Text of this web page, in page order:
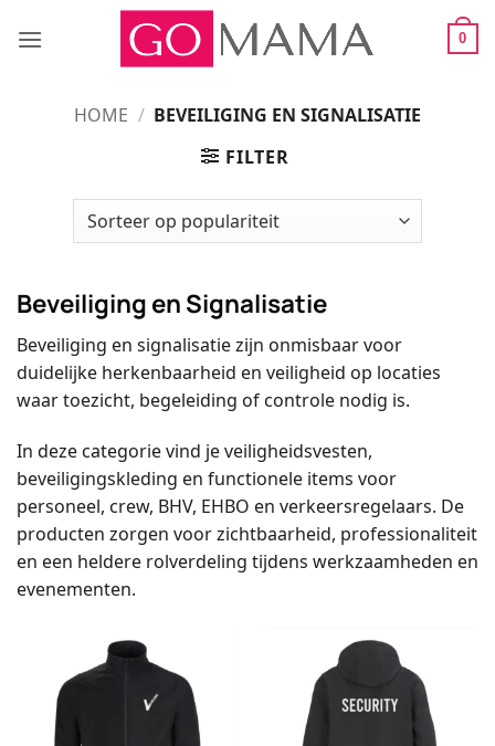
naar
0
HOME / BEVEILIGING EN SIGNALISATIE
FILTER
Beveiliging en Signalisatie
Beveiliging en signalisatie zijn onmisbaar voor
duidelijke herkenbaarheid en veiligheid op locaties
waar toezicht, begeleiding of controle nodig is.
In deze categorie vind je veiligheidsvesten,
beveiligingskleding en functionele items voor
personeel, crew, BHV, EHBO en verkeersregelaars. De
producten zorgen voor zichtbaarheid, professionaliteit
en een heldere rolverdeling tijdens werkzaamheden en
evenementen.